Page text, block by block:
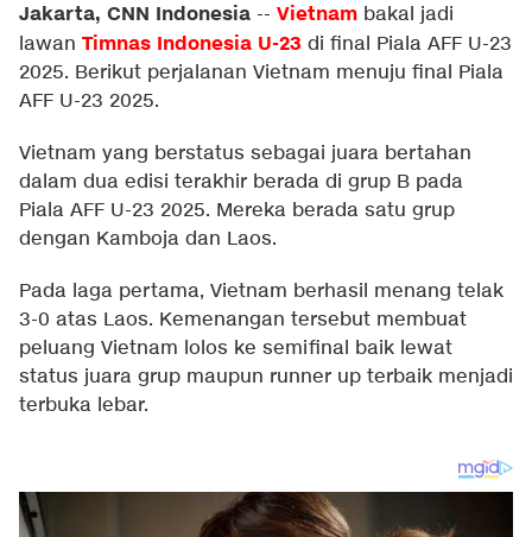
Jakarta, CNN Indonesia -- Vietnam bakal jadi
lawan Timnas Indonesia U-23 di final Piala AFF U-23
2025. Berikut perjalanan Vietnam menuju final Piala
AFF U-23 2025.
Vietnam yang berstatus sebagai juara bertahan
dalam dua edisi terakhir berada di grup B pada
Piala AFF U-23 2025. Mereka berada satu grup
dengan Kamboja dan Laos.
Pada laga pertama, Vietnam berhasil menang telak
3-0 atas Laos. Kemenangan tersebut membuat
peluang Vietnam lolos ke semifinal baik lewat
status juara grup maupun runner up terbaik menjadi
terbuka lebar.